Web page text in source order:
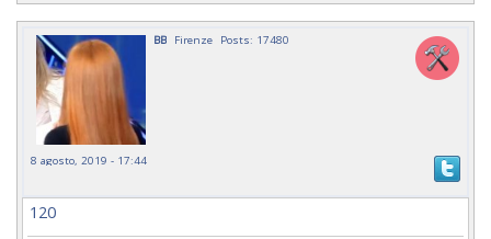
BB Firenze Posts: 17480
8 agosto, 2019 - 17:44
120